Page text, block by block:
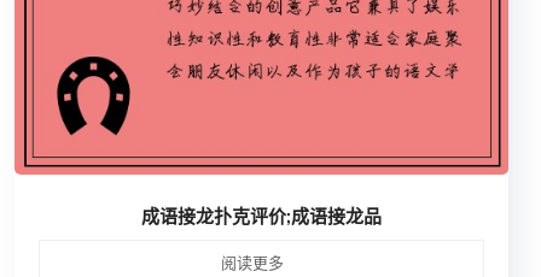
成语接龙扑克评价;成语接龙品
阅读更多